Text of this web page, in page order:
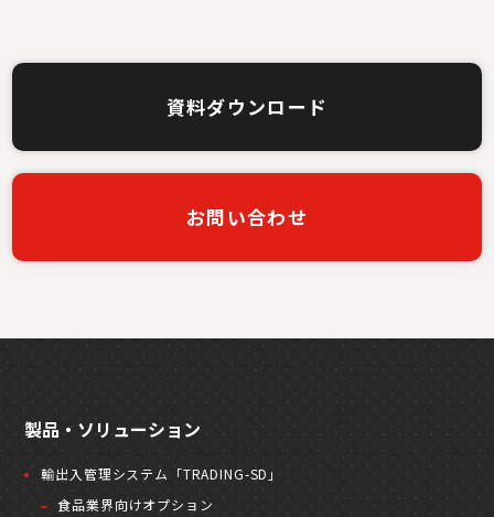
資料ダウンロード
お問い合わせ
製品・ソリューション
輸出入管理システム「TRADING-SD」
食品業界向けオプション